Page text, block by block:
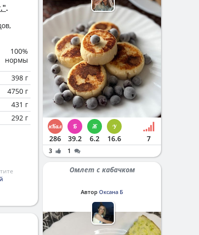
.
100%
нормы
398 г
4750 г
431 г
292 г
286 39.2 6.2 16.6 7
3 1
Омлет с кабачком
Автор Оксана Б